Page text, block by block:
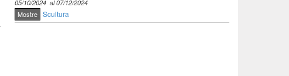
05/10/2024 al 07/12/2024
Mostre Scultura